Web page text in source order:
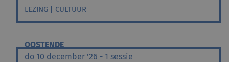
LEZING | CULTUUR
OOSTENDE
do 10 december '26 - 1 sessie